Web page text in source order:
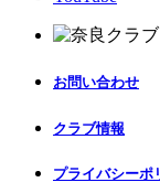
お問い合わせ
クラブ情報
プライバシーポ